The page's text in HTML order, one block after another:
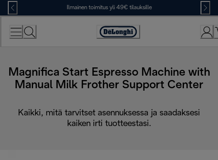
Skip
to
Content
Ilmainen toimitus yli 49€ tilauksille
Accessibility
Magnifica Start Espresso Machine with
Manual Milk Frother Support Center
Kaikki, mitä tarvitset asennuksessa ja saadaksesi
kaiken irti tuotteestasi.